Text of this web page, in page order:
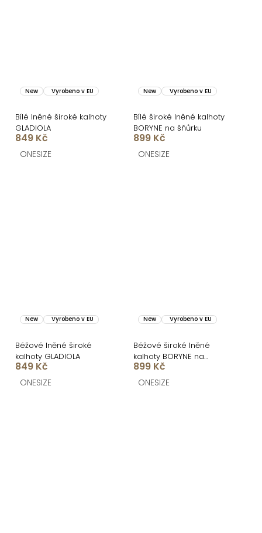
New Vyrobeno v EU
Bílé lněné široké kalhoty
GLADIOLA
849 Kč
ONESIZE
New Vyrobeno v EU
Bílé široké lněné kalhoty
BORYNE na šňůrku
899 Kč
ONESIZE
New Vyrobeno v EU
Béžové lněné široké
kalhoty GLADIOLA
849 Kč
ONESIZE
New Vyrobeno v EU
Béžové široké lněné
kalhoty BORYNE na
šňůrku
899 Kč
ONESIZE